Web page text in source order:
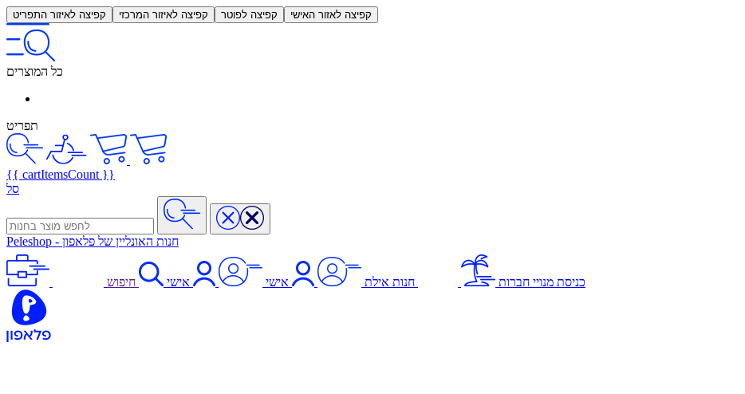
קפיצה לאיזור התפריט קפיצה לאיזור המרכזי קפיצה לפוטר קפיצה לאזור האישי
כל המוצרים
תפריט
{{ cartItemsCount }}
סל
Peleshop - חנות האונליין של פלאפון
כניסת מנויי חברות חנות אילת אישי אישי חיפוש